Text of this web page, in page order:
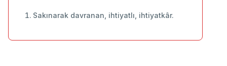
Sakınarak davranan, ihtiyatlı, ihtiyatkâr.